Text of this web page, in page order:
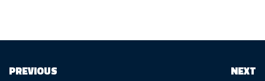
PREVIOUS
NEXT